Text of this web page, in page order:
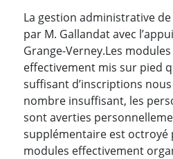
La gestion administrative de
par M. Gallandat avec
Grange-Verney.Les
effectivement mis sur pied
suffisant d’inscriptions
nombre insuffisant, les
sont averties
supplémentaire est octroyé
modules effectivement